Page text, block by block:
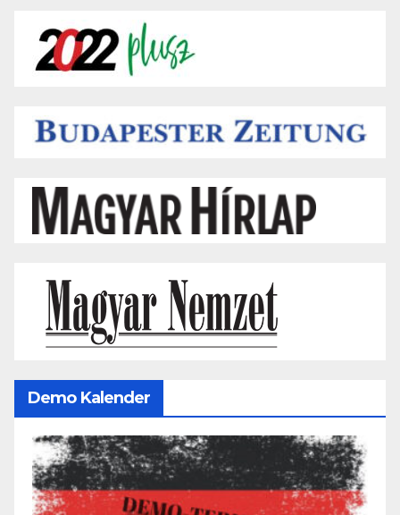
Demo Kalender